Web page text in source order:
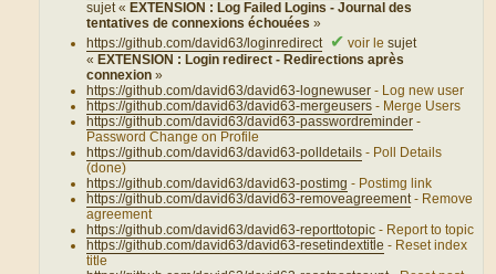
sujet « EXTENSION : Log Failed Logins - Journal des
tentatives de connexions échouées»
https://github.com/david63/loginredirect
✔ voir lesujet
« EXTENSION : Login redirect - Redirections après
connexion»
https://github.com/david63/david63-lognewuser - Log new user
https://github.com/david63/david63-mergeusers - Merge Users
https://github.com/david63/david63-passwordreminder -
Password Change on Profile
https://github.com/david63/david63-polldetails - Poll Details
(done)
https://github.com/david63/david63-postimg - Postimg link
https://github.com/david63/david63-removeagreement - Remove
agreement
https://github.com/david63/david63-reporttotopic - Report to topic
https://github.com/david63/david63-resetindextitle - Reset index
title